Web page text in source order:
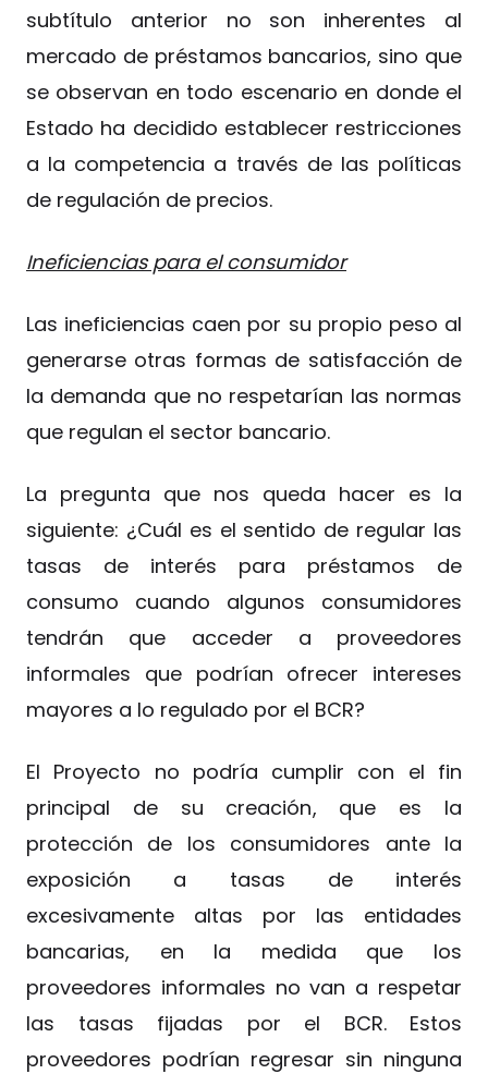
subtítulo anterior no son inherentes al
mercado de préstamos bancarios, sino que
se observan en todo escenario en donde el
Estado ha decidido establecer restricciones
a la competencia a través de las políticas
de regulación de precios.
Ineficiencias para el consumidor
Las ineficiencias caen por su propio peso al
generarse otras formas de satisfacción de
la demanda que no respetarían las normas
que regulan el sector bancario.
La pregunta que nos queda hacer es la
siguiente: ¿Cuál es el sentido de regular las
tasas de interés para préstamos de
consumo cuando algunos consumidores
tendrán que acceder a proveedores
informales que podrían ofrecer intereses
mayores a lo regulado por el BCR?
El Proyecto no podría cumplir con el fin
principal de su creación, que es la
protección de los consumidores ante la
exposición a tasas de interés
excesivamente altas por las entidades
bancarias, en la medida que los
proveedores informales no van a respetar
las tasas fijadas por el BCR. Estos
proveedores podrían regresar sin ninguna